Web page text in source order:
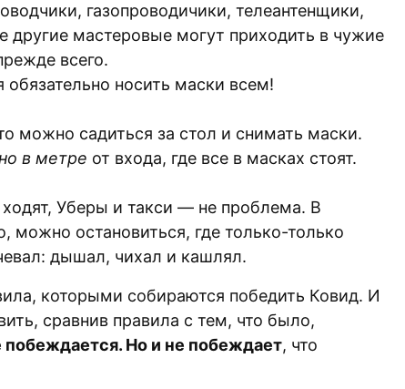
газопроводичики, телеантенщики,
другие мастеровые могут приходить в чужие
всего.
носить маски всем!
можно садиться за стол и снимать маски.
в метре от входа, где все в масках стоят.
Уберы и такси — не проблема. В
можно остановиться, где только-только
дышал, чихал и кашлял.
которыми собираются победить Ковид. И
сравнив правила с тем, что было,
побеждается. Но и не побеждает, что